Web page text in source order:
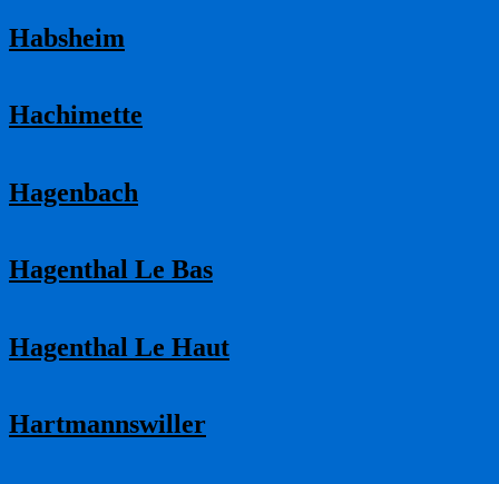
Habsheim
Hachimette
Hagenbach
Hagenthal Le Bas
Hagenthal Le Haut
Hartmannswiller